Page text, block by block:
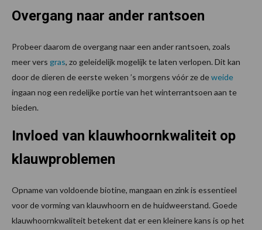
Overgang naar ander rantsoen
Probeer daarom de overgang naar een ander rantsoen, zoals
meer vers gras, zo geleidelijk mogelijk te laten verlopen. Dit kan
door de dieren de eerste weken ’s morgens vóór ze deweide
ingaan nog een redelijke portie van het winterrantsoen aan te
bieden.
Invloed van klauwhoornkwaliteit op
klauwproblemen
Opname van voldoende biotine, mangaan en zink is essentieel
voor de vorming van klauwhoorn en de huidweerstand. Goede
klauwhoornkwaliteit betekent dat er een kleinere kans is op het